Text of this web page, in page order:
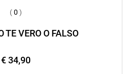
(0 )
TE VERO O FALSO
€ 34,90